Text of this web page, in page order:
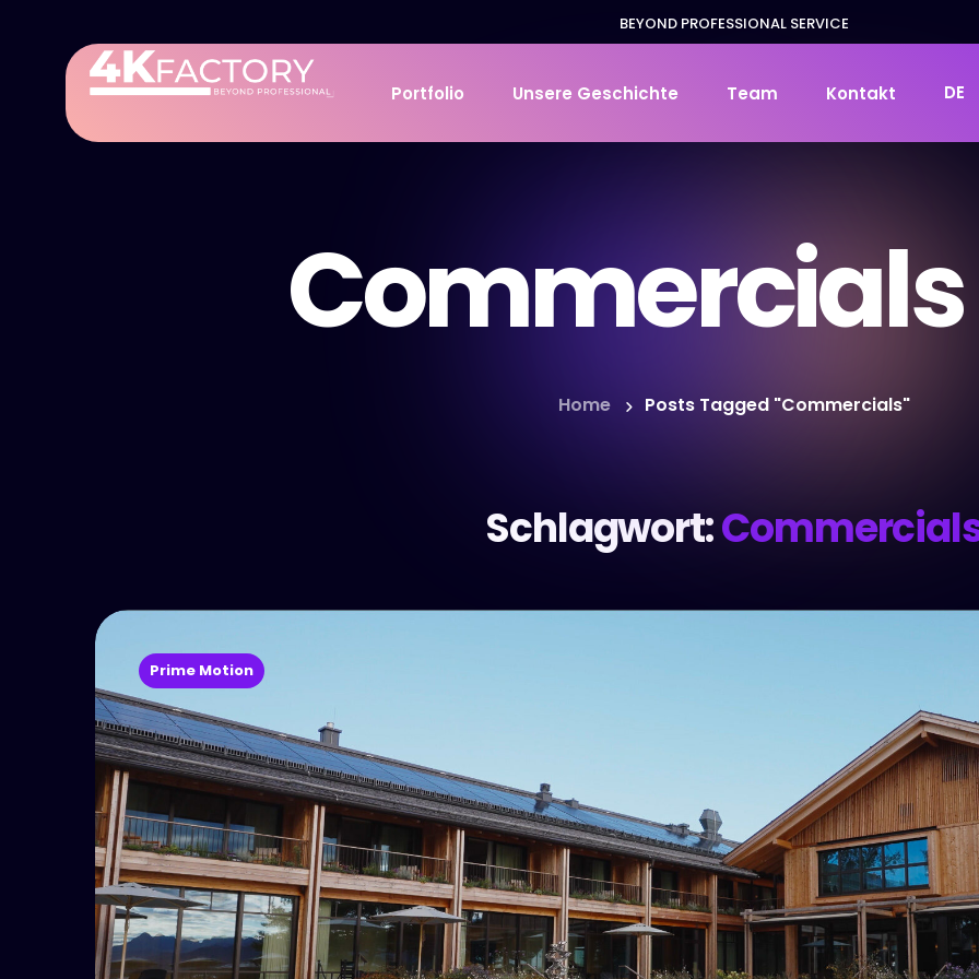
BEYOND PROFESSIONAL SERVICE
Portfolio Unsere Geschichte Team Kontakt DE
Commercials
Home Posts Tagged "Commercials"
Schlagwort:
Prime Motion